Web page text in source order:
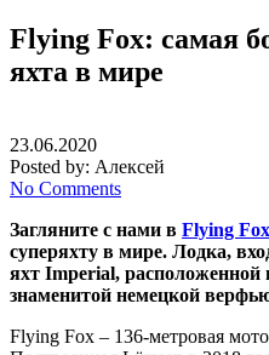
Flying Fox: самая
яхта в мире
23.06.2020
Posted by: Алексей
No Comments
Загляните с нами в Flying Fox
суперяхту в мире. Лодка,
яхт Imperial,
знаменитой немецкой
Flying Fox – 136-метровая